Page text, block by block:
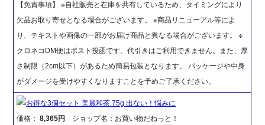
【免責事項】 ※自社販売と在庫を共有しているため、タイミングにより
欠品お取り寄せとなる場合がございます。 ※商品リニューアル等によ
り、テキストや画像の一部がお届け商品と異なる場合がございます。 ※
クロネコDM便はポスト投函です。代引きはご利用できません。また、厚
さ制限（2cm以下）があるため簡易包装となります。 パッケージや中身
がダメージを受けやすくなりますことを予めご了承ください。
お得な3個セット 美麗和茶 75g 出ない！悩みに
価格：8,365円
ショップ名：お買い物だねっと！